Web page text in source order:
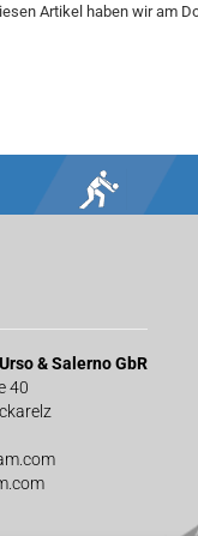
Artikel haben wir am
& Salerno GbR
40